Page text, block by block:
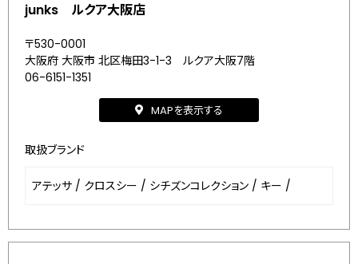
junks ルクア大阪店
〒530-0001
大阪府 大阪市 北区梅田3-1-3 ルクア大阪7階
06-6151-1351
MAPを表示する
取扱ブランド
アテッサ / クロスシー / シチズンコレクション / キー /